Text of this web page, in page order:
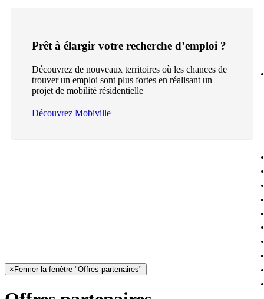
Prêt à élargir votre recherche d’emploi ?
Découvrez de nouveaux territoires où les chances de
trouver un emploi sont plus fortes en réalisant un
projet de mobilité résidentielle
Découvrez Mobiville
× Fermer la fenêtre "Offres partenaires"